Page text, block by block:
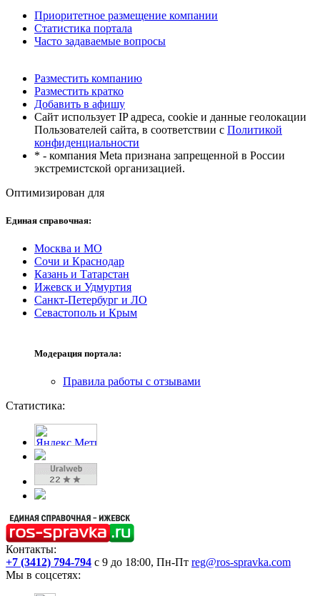
Приоритетное размещение компании
Статистика портала
Часто задаваемые вопросы
Разместить компанию
Разместить кратко
Добавить в афишу
Сайт использует IP адреса, cookie и данные геолокации
Пользователей сайта, в соответствии с Политикой
конфиденциальности
* - компания Meta признана запрещенной в России
экстремистской организацией.
Оптимизирован для
Единая справочная:
Москва и МО
Сочи и Краснодар
Казань и Татарстан
Ижевск и Удмуртия
Санкт-Петербург и ЛО
Севастополь и Крым
Модерация портала:
Правила работы с отзывами
Статистика:
Контакты:
+7 (3412) 794-794 с 9 до 18:00, Пн-Пт reg@ros-spravka.com
Мы в соцсетях: